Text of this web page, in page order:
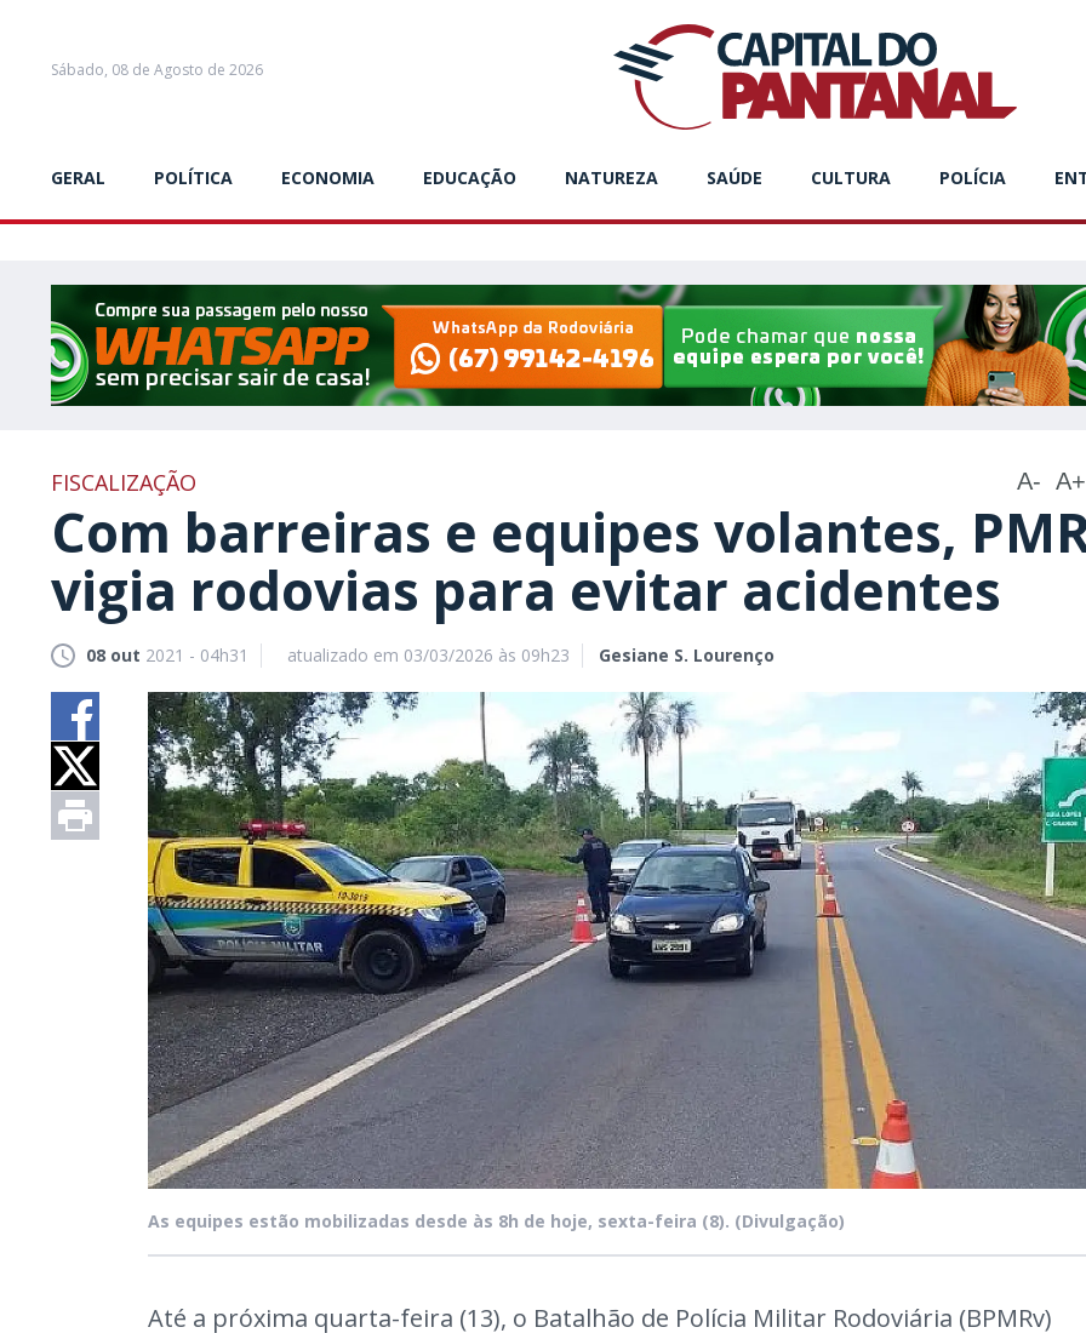
Sábado, 08 de Agosto de 2026
GERAL POLÍTICA ECONOMIA EDUCAÇÃO NATUREZA SAÚDE CULTURA POLÍCIA
FISCALIZAÇÃO A- A+
Com barreiras e equipes volantes,
vigia rodovias para evitar acidentes
08 out 2021 - 04h31 atualizado em 03/03/2026 às 09h23 Gesiane S. Lourenço
As equipes estão mobilizadas desde às 8h de hoje, sexta-feira (8). (Divulgação)
Até a próxima quarta-feira (13), o Batalhão de Polícia Militar Rodoviária (BPMRv)